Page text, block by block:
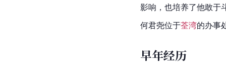
影响，也培养了他敢于
何君尧位于荃湾的办事
早年经历